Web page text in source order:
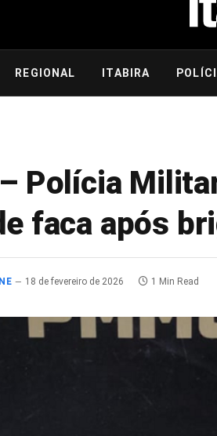
REGIONAL ITABIRA
Polícia
faca após
18 de fevereiro de 2026 1 Min Read